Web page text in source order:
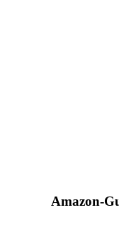
Amazon-